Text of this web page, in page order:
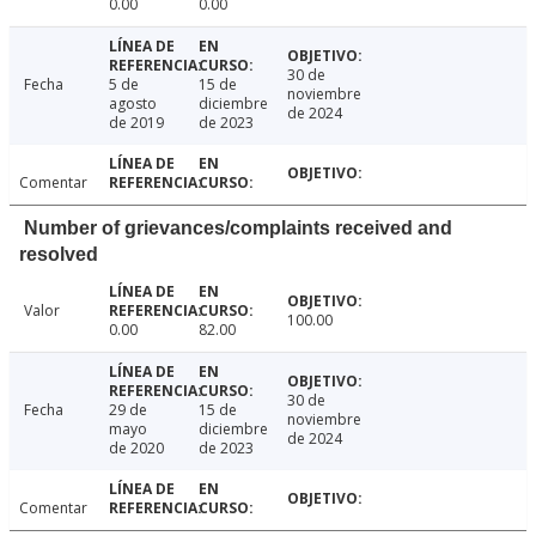
0.00 0.00
Fecha
5 de
agosto
de 2019
15 de
diciembre
de 2023
30 de
noviembre
de 2024
Comentar
Number of grievances/complaints received and
resolved
Valor
0.00
82.00 100.00
Fecha
29 de
mayo
de 2020
15 de
diciembre
de 2023
30 de
noviembre
de 2024
Comentar